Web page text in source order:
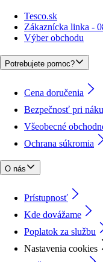
Tesco.sk
Zákaznícka linka -
Výber obchodu
Potrebujete pomoc?
Cena doručenia
Bezpečnosť pri
Všeobecné
Ochrana súkromia
O nás
Prístupnosť
Kde dovážame
Poplatok za službu
Nastavenia cookies